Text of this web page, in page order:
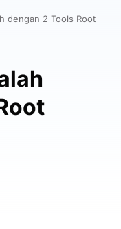
dengan 2 Tools Root